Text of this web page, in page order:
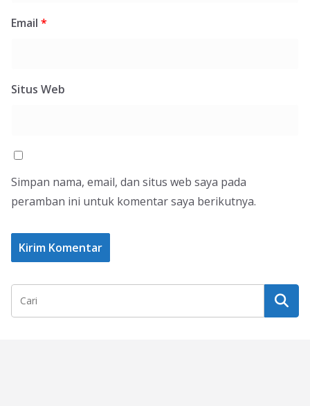
Email *
Situs Web
Simpan nama, email, dan situs web saya pada
peramban ini untuk komentar saya berikutnya.